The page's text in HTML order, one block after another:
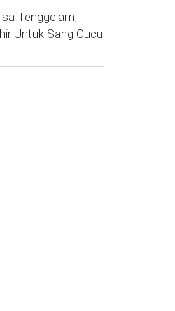
Tenggelam,
Untuk Sang Cucu